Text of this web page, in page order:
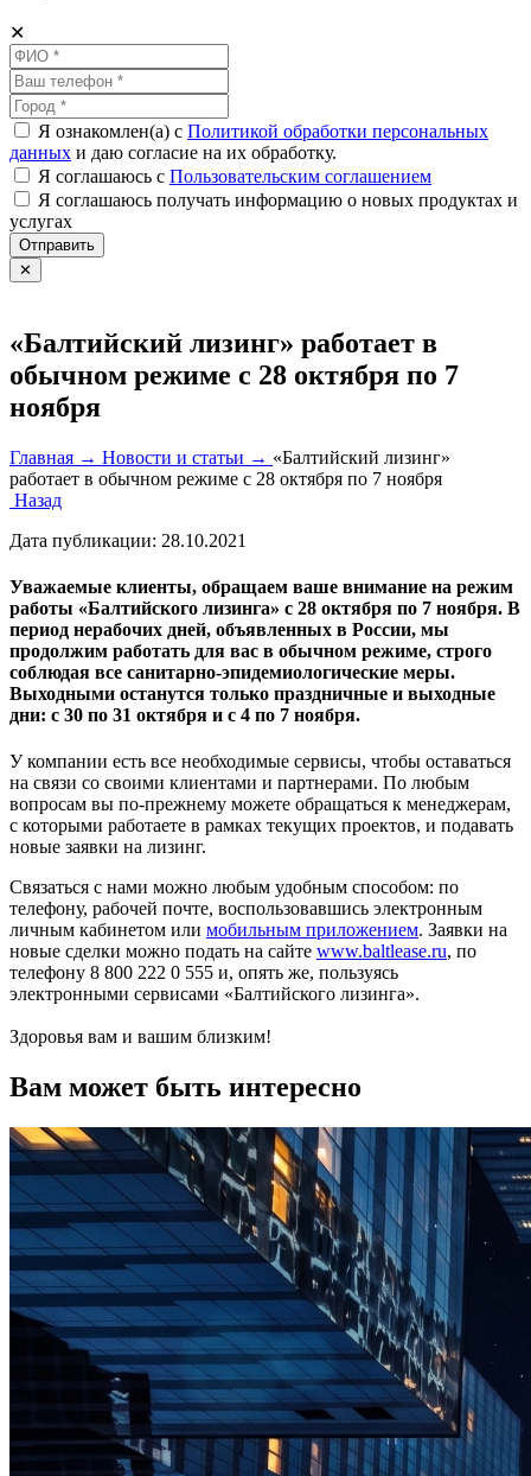
✕
Я ознакомлен(а) с Политикой обработки персональных
данных и даю согласие на их обработку.
Я соглашаюсь c Пользовательским соглашением
Я соглашаюсь получать информацию о новых продуктах и
услугах
Отправить
✕
«Балтийский лизинг» работает в
обычном режиме с 28 октября по 7
ноября
Главная → Новости и статьи → «Балтийский лизинг»
работает в обычном режиме с 28 октября по 7 ноября
Назад
Дата публикации: 28.10.2021
Уважаемые клиенты, обращаем ваше внимание на режим
работы «Балтийского лизинга» с 28 октября по 7 ноября. В
период нерабочих дней, объявленных в России, мы
продолжим работать для вас в обычном режиме, строго
соблюдая все санитарно-эпидемиологические меры.
Выходными останутся только праздничные и выходные
дни: с 30 по 31 октября и с 4 по 7 ноября.
У компании есть все необходимые сервисы, чтобы оставаться
на связи со своими клиентами и партнерами. По любым
вопросам вы по-прежнему можете обращаться к менеджерам,
с которыми работаете в рамках текущих проектов, и подавать
новые заявки на лизинг.
Связаться с нами можно любым удобным способом: по
телефону, рабочей почте, воспользовавшись электронным
личным кабинетом или мобильным приложением. Заявки на
новые сделки можно подать на сайте www.baltlease.ru, по
телефону 8 800 222 0 555 и, опять же, пользуясь
электронными сервисами «Балтийского лизинга».
Здоровья вам и вашим близким!
Вам может быть интересно